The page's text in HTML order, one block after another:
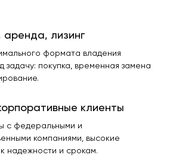
лизинг
формата владения
задачу: покупка, временная замена
клиенты
с федеральными и
компаниями, высокие
надежности и срокам.